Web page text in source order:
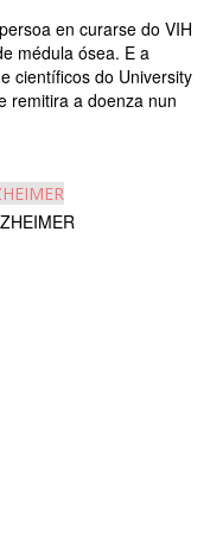
en curarse do VIH
médula ósea. E a
científicos do University
remitira a doenza nun